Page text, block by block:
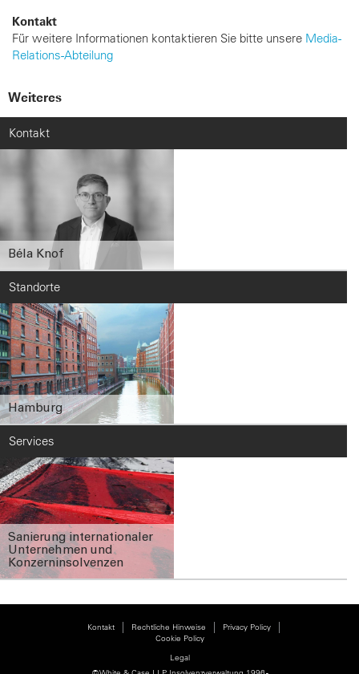
Kontakt
Für weitere Informationen kontaktieren Sie bitte unsere Media-
Relations-Abteilung
Weiteres
Kontakt
Béla Knof
Standorte
Hamburg
Services
Sanierung internationaler
Unternehmen und
Konzerninsolvenzen
Kontakt Rechtliche Hinweise
Privacy Policy
Cookie Policy
Legal